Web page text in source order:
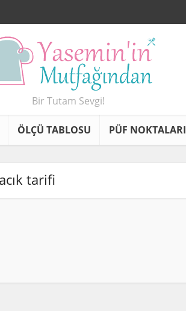
Bir Tutam Sevgi!
ÖLÇÜ TABLOSU PÜF NOKTALARI
tarifi